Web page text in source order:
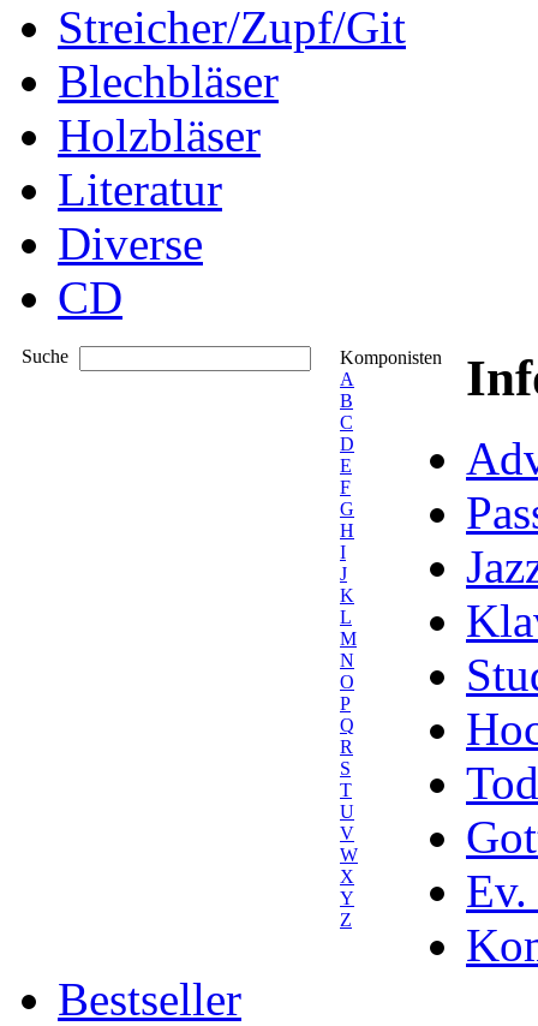
Streicher/Zupf/Git
Blechbläser
Holzbläser
Literatur
Diverse
CD
Suche
Komponisten
A
B
C
D
E
F
G
H
I
J
K
L
M
N
O
P
Q
R
S
T
U
V
W
X
Y
Z
Ev.
Bestseller